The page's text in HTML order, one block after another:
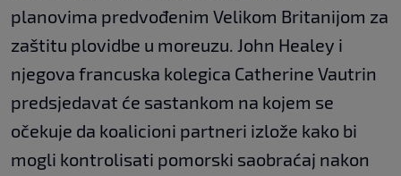
planovima predvođenim Velikom Britanijom za
zaštitu plovidbe u moreuzu. John Healey i
njegova francuska kolegica Catherine Vautrin
predsjedavat će sastankom na kojem se
očekuje da koalicioni partneri izlože kako bi
mogli kontrolisati pomorski saobraćaj nakon